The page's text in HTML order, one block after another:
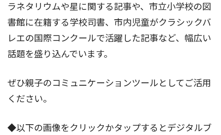
ラネタリウムや星に関する記事や、市立小学校の図
書館に在籍する学校司書、市内児童がクラシックバ
レエの国際コンクールで活躍した記事など、幅広い
話題を盛り込んでいます。
ぜひ親子のコミュニケーションツールとしてご活用
ください。
◆以下の画像をクリックかタップするとデジタルブ